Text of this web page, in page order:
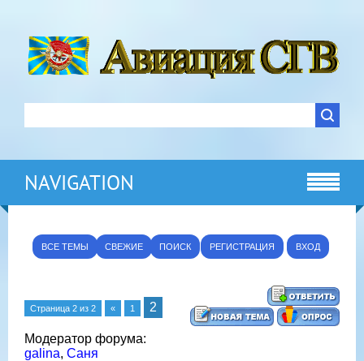
NAVIGATION
ВСЕ ТЕМЫ СВЕЖИЕ ПОИСК РЕГИСТРАЦИЯ ВХОД
Страница 2 из 2 « 1 2
Модератор форума:
galina, Саня